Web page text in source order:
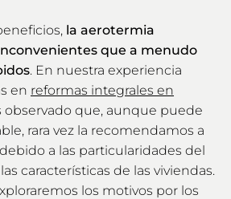
la aerotermia
que a menudo
. En nuestra experiencia
en reformas integrales en
observado que, aunque puede
rara vez la recomendamos a
a las particularidades del
características de las viviendas.
los motivos por los